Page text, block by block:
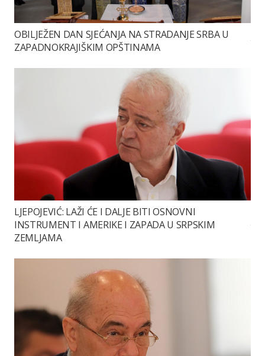
OBILJEŽEN DAN SJEĆANJA NA STRADANJE SRBA U
ZAPADNOKRAJIŠKIM OPŠTINAMA
LJEPOJEVIĆ: LAŽI ĆE I DALJE BITI OSNOVNI
INSTRUMENT I AMERIKE I ZAPADA U SRPSKIM
ZEMLJAMA